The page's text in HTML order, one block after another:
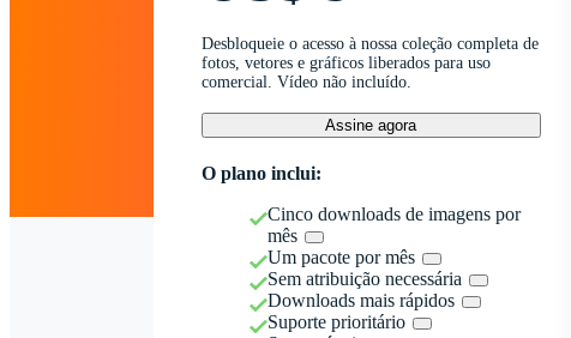
Desbloqueie o acesso à nossa coleção completa de
fotos, vetores e gráficos liberados para uso
comercial. Vídeo não incluído.
Assine agora
O plano inclui:
Cinco downloads de imagens por
mês
Um pacote por mês
Sem atribuição necessária
Downloads mais rápidos
Suporte prioritário